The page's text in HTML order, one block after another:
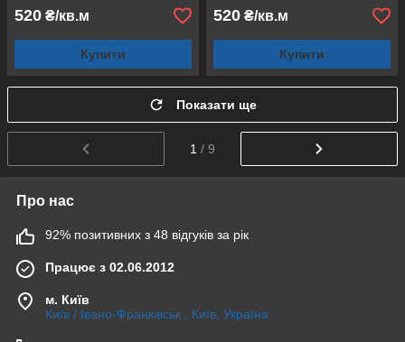
520 ₴/кв.м
Купити
520 ₴/кв.м
Купити
Показати ще
1 / 9
Про нас
92% позитивних з 48 відгуків за рік
Працює з 02.06.2012
м. Київ
Київ / Івано-Франківськ , Київ, Україна